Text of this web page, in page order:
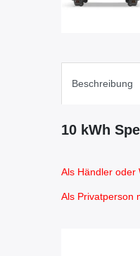
Beschreibung
10 kWh
Als Händler oder
Als Privatperson